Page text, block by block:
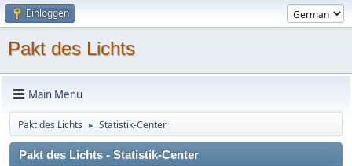
Einloggen
Pakt des Lichts
Main Menu
Pakt des Lichts ► Statistik-Center
Pakt des Lichts - Statistik-Center